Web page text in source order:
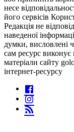
несе
його сервісів
Редакція не
наведеної
думки, висловлені
сам ресурс виконує
матеріали сайту
інтернет-ресурсу